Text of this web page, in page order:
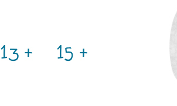
13 + 15 +